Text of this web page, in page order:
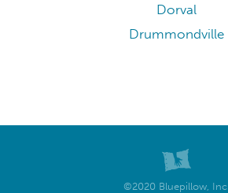
Dorval
Drummondville
©2020 Bluepillow, Inc.